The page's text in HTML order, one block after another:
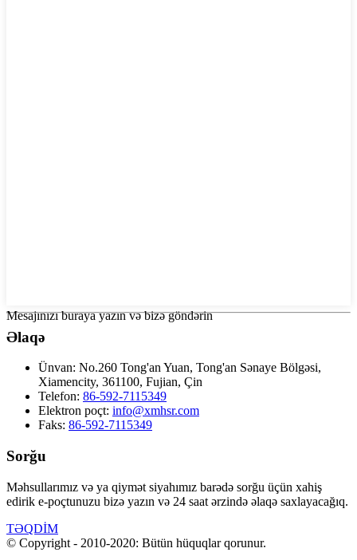
Mesajınızı buraya yazın və bizə göndərin
Əlaqə
Ünvan: No.260 Tong'an Yuan, Tong'an Sənaye Bölgəsi,
Xiamencity, 361100, Fujian, Çin
Telefon: 86-592-7115349
Elektron poçt: info@xmhsr.com
Faks: 86-592-7115349
Sorğu
Məhsullarımız və ya qiymət siyahımız barədə sorğu üçün xahiş
edirik e-poçtunuzu bizə yazın və 24 saat ərzində əlaqə saxlayacağıq.
TƏQDİM
© Copyright - 2010-2020: Bütün hüquqlar qorunur.